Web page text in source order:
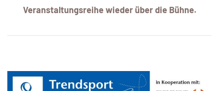
Veranstaltungsreihe wieder über die Bühne.